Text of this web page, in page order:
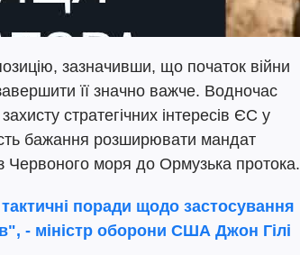
зазначивши, що початок війни
її значно важче. Водночас
стратегічних інтересів ЄС у
бажання розширювати мандат
Червоного моря до Ормузька протока.
поради щодо застосування
- міністр оборони США Джон Гілі